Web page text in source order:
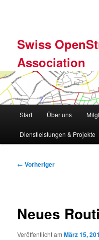
Swiss
Association
Start Über uns
Dienstleistungen & Projekte
Beitragsnavigation
← Vorheriger
Neues
Veröffentlicht amMärz 15,